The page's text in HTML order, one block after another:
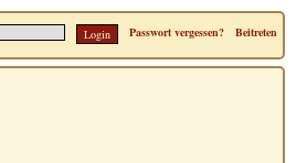
Beitreten
Passwort vergessen?